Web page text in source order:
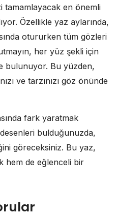
tamamlayacak en önemli
Özellikle yaz aylarında,
otururken tüm gözleri
her yüz şekli için
bulunuyor. Bu yüzden,
ve tarzınızı göz önünde
fark yaratmak
bulduğunuzda,
göreceksiniz. Bu yaz,
hem de eğlenceli bir